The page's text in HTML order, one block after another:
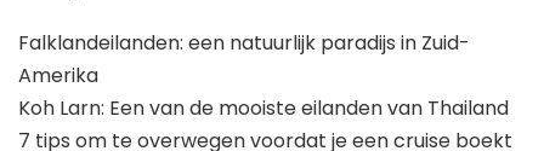
Falklandeilanden: een natuurlijk paradijs in Zuid-
Amerika
Koh Larn: Een van de mooiste eilanden van Thailand
7 tips om te overwegen voordat je een cruise boekt